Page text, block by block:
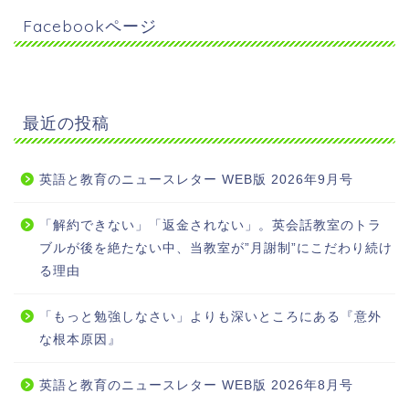
Facebookページ
最近の投稿
英語と教育のニュースレター WEB版 2026年9月号
「解約できない」「返金されない」。英会話教室のトラ
ブルが後を絶たない中、当教室が”月謝制”にこだわり続け
る理由
「もっと勉強しなさい」よりも深いところにある『意外
な根本原因』
英語と教育のニュースレター WEB版 2026年8月号